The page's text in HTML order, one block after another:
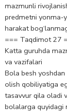
mazmunli
predmetni yonma-
harakat
=== Taqdimot 27
Katta guruhda
va vazifalari
Bola besh
olish qobiliyatiga
tasavvur qila oladi
bolalarga quyidagi